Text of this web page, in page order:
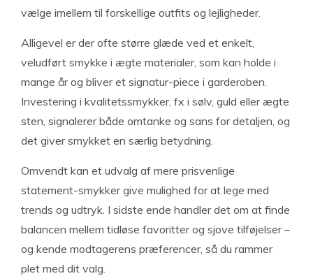
vælge imellem til forskellige outfits og lejligheder.
Alligevel er der ofte større glæde ved et enkelt,
veludført smykke i ægte materialer, som kan holde i
mange år og bliver et signatur-piece i garderoben.
Investering i kvalitetssmykker, fx i sølv, guld eller ægte
sten, signalerer både omtanke og sans for detaljen, og
det giver smykket en særlig betydning.
Omvendt kan et udvalg af mere prisvenlige
statement-smykker give mulighed for at lege med
trends og udtryk. I sidste ende handler det om at finde
balancen mellem tidløse favoritter og sjove tilføjelser –
og kende modtagerens præferencer, så du rammer
plet med dit valg.